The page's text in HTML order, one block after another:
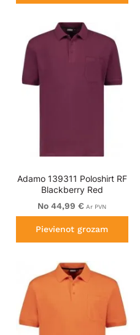
Adamo 139311 Poloshirt RF
Blackberry Red
No 44,99 € Ar PVN
Pievienot grozam